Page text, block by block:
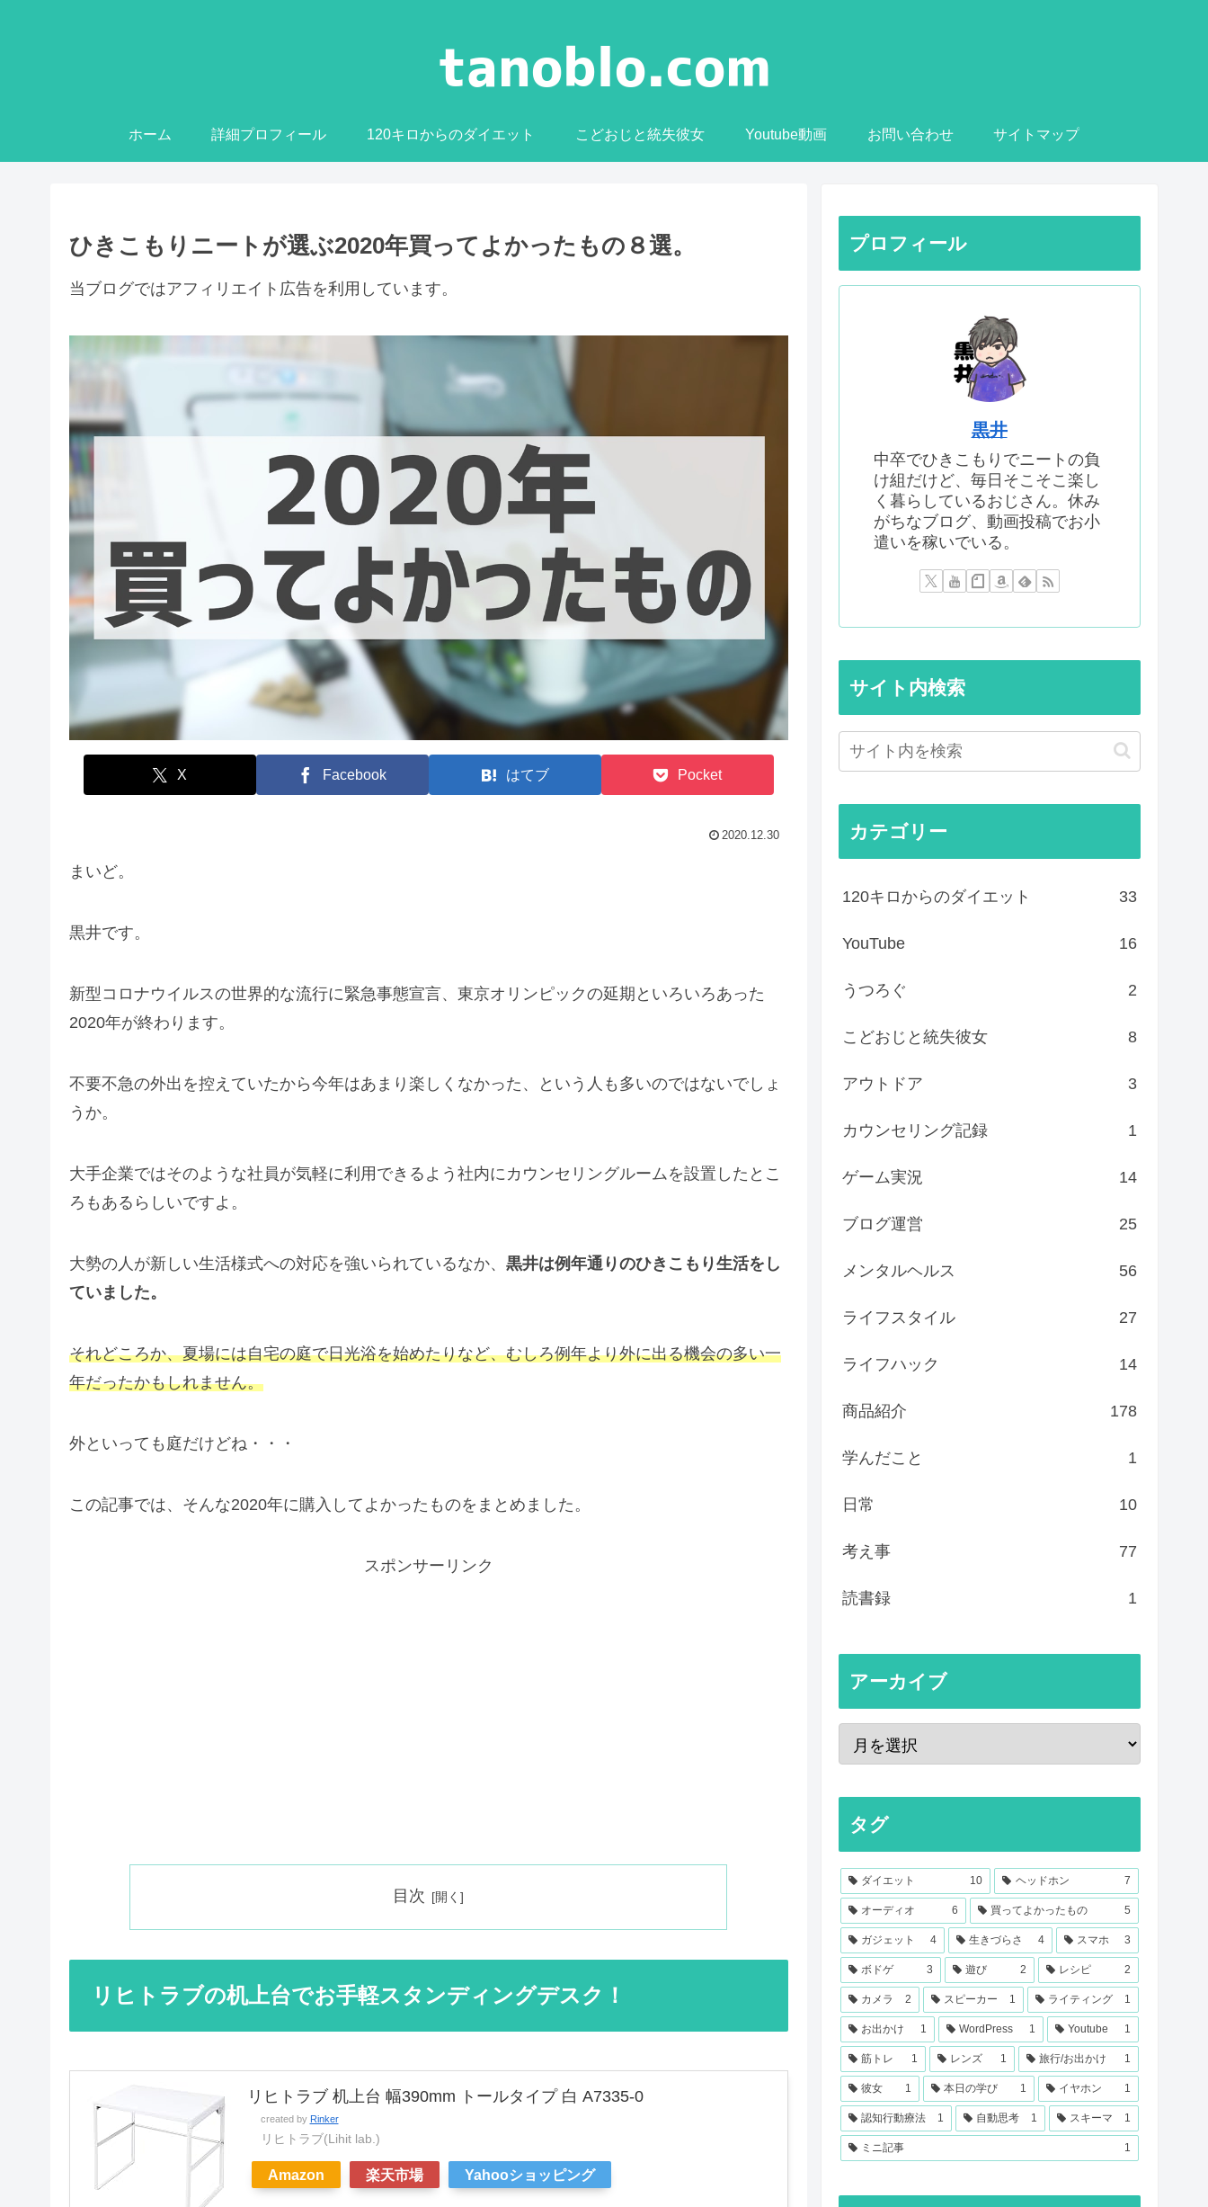
ホーム 詳細プロフィール 120キロからのダイエット こどおじと統失彼女 Youtube動画 お問い合わせ サイトマップ
ひきこもりニートが選ぶ2020年買ってよかったもの８選。
当ブログではアフィリエイト広告を利用しています。
X Facebook はてブ Pocket
2020.12.30
まいど。
黒井です。
新型コロナウイルスの世界的な流行に緊急事態宣言、東京オリンピックの延期といろいろあった
2020年が終わります。
不要不急の外出を控えていたから今年はあまり楽しくなかった、という人も多いのではないでしょ
うか。
大手企業ではそのような社員が気軽に利用できるよう社内にカウンセリングルームを設置したとこ
ろもあるらしいですよ。
大勢の人が新しい生活様式への対応を強いられているなか、 黒井は例年通りのひきこもり生活をし
ていました。
それどころか、夏場には自宅の庭で日光浴を始めたりなど、むしろ例年より外に出る機会の多い一
年だったかもしれません。
外といっても庭だけどね・・・
この記事では、そんな2020年に購入してよかったものをまとめました。
スポンサーリンク
目次
リヒトラブの机上台でお手軽スタンディングデスク！
リヒトラブ 机上台 幅390mm トールタイプ 白 A7335-0
created by Rinker
リヒトラブ(Lihit lab.)
Amazon 楽天市場 Yahooショッピング
プロフィール
黒井
中卒でひきこもりでニートの負
け組だけど、毎日そこそこ楽し
く暮らしているおじさん。休み
がちなブログ、動画投稿でお小
遣いを稼いでいる。
サイト内検索
カテゴリー
120キロからのダイエット 33
YouTube 16
うつろぐ 2
こどおじと統失彼女 8
アウトドア 3
カウンセリング記録 1
ゲーム実況 14
ブログ運営 25
メンタルヘルス 56
ライフスタイル 27
ライフハック 14
商品紹介 178
学んだこと 1
日常 10
考え事 77
読書録 1
アーカイブ
タグ
ダイエット 10 ヘッドホン 7
オーディオ 6 買ってよかったもの 5
ガジェット 4 生きづらさ 4 スマホ 3
ボドゲ 3 遊び 2 レシピ 2
カメラ 2 スピーカー 1 ライティング 1
お出かけ 1 WordPress 1 Youtube 1
筋トレ 1 レンズ 1 旅行/お出かけ 1
彼女 1 本日の学び 1 イヤホン 1
認知行動療法 1 自動思考 1 スキーマ 1
ミニ記事 1